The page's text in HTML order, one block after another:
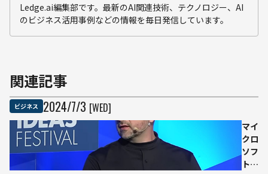
Ledge.ai編集部です。最新のAI関連技術、テクノロジー、AI
のビジネス活用事例などの情報を毎日発信しています。
関連記事
ビジネス 2024/7/3 [WED]
マイ
クロ
ソフ
トAI